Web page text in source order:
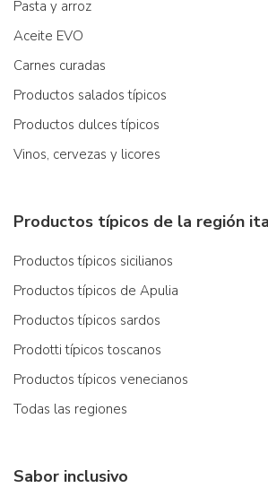
Pasta y arroz
Aceite EVO
Carnes curadas
Productos salados típicos
Productos dulces típicos
Vinos, cervezas y licores
Productos típicos de la región
Productos típicos sicilianos
Productos típicos de Apulia
Productos típicos sardos
Prodotti típicos toscanos
Productos típicos venecianos
Todas las regiones
Sabor inclusivo